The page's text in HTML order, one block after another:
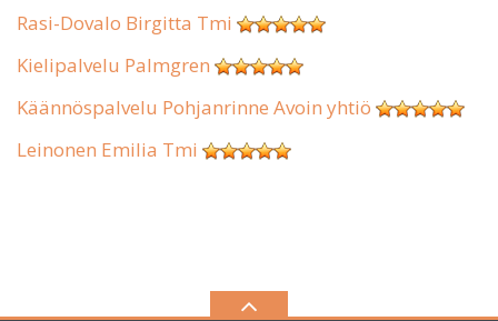
Rasi-Dovalo Birgitta Tmi
Kielipalvelu Palmgren
Käännöspalvelu Pohjanrinne Avoin yhtiö
Leinonen Emilia Tmi